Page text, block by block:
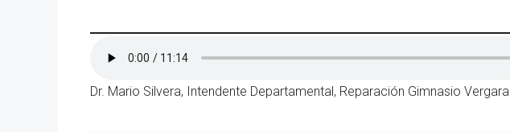
Dr. Mario Silvera, Intendente Departamental, Reparación Gimnasio Vergara